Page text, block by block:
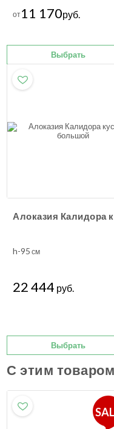
от11 170руб.
Выбрать
h-95 см
22 444 руб.
Выбрать
С этим